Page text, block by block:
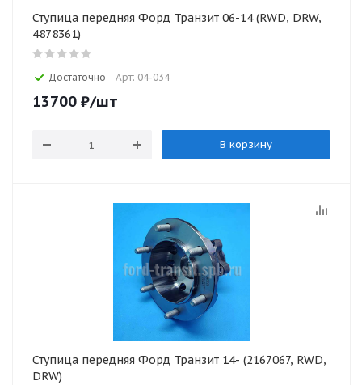
Ступица передняя Форд Транзит 06-14 (RWD, DRW,
4878361)
Достаточно Арт: 04-034
13700 ₽/шт
В корзину
Ступица передняя Форд Транзит 14- (2167067, RWD,
DRW)